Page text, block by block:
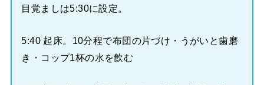
目覚ましは5:30に設定。
5:40 起床。10分程で布団の片づけ・うがいと歯磨
き・コップ1杯の水を飲む